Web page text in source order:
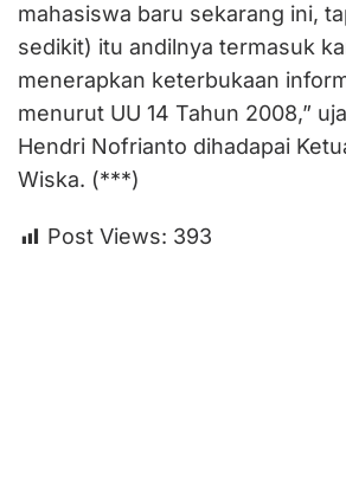
mahasiswa baru sekarang ini,
sedikit) itu andilnya termasuk
menerapkan keterbukaan
menurut UU 14 Tahun 2008,”
Hendri Nofrianto dihadapai
Wiska. (***)
Post Views: 393